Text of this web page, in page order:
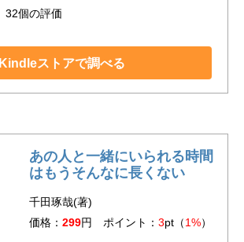
32個の評価
Kindleストアで調べる
あの人と一緒にいられる時間
はもうそんなに長くない
千田琢哉(著)
価格： 299円 ポイント： 3pt（1%）